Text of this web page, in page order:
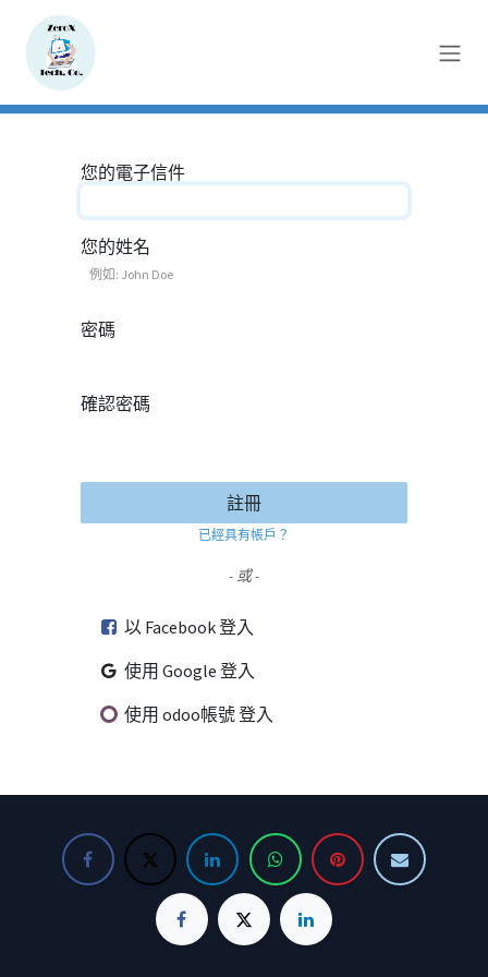
跳至內容
您的電子信件
您的姓名
密碼
確認密碼
註冊
已經具有帳戶？
- 或 -
以 Facebook 登入
使用 Google 登入
使用 odoo帳號 登入